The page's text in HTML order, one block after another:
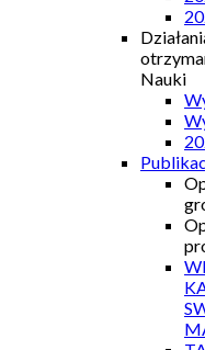
Nauki